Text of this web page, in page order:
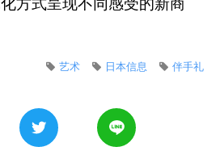
方式呈现不同感受的新商
伴手礼
日本信息
艺术